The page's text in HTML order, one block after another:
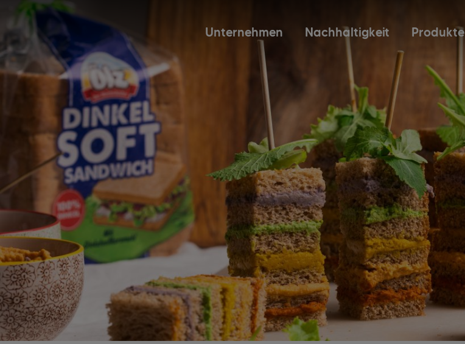
Unternehmen Nachhaltigkeit Produkte